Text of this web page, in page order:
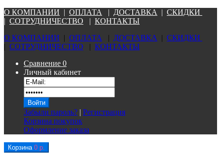
О КОМПАНИИ | ОПЛАТА | ДОСТАВКА | СКИДКИ
| СОТРУДНИЧЕСТВО | КОНТАКТЫ
О КОМПАНИИ | ОПЛАТА | ДОСТАВКА | СКИДКИ
| СОТРУДНИЧЕСТВО | КОНТАКТЫ
Сравнение 0
Личный кабинет
Забыли пароль? | Регистрация
Корзина покупок
Оформление заказа
Корзина 0 р.